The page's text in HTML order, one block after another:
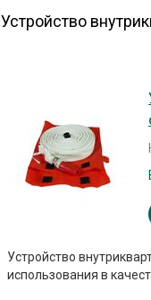
Устройство
Устройство
использования в